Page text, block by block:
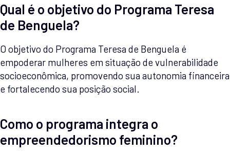
Qual é o objetivo do Programa Teresa
de Benguela?
O objetivo do Programa Teresa de Benguela é
empoderar mulheres em situação de vulnerabilidade
socioeconômica, promovendo sua autonomia financeira
e fortalecendo sua posição social.
Como o programa integra o
empreendedorismo feminino?